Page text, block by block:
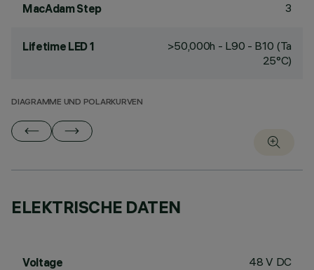
MacAdam Step 3
Lifetime LED 1
>50,000h - L90 - B10 (Ta
25°C)
DIAGRAMME UND POLARKURVEN
ELEKTRISCHE DATEN
Voltage 48 V DC